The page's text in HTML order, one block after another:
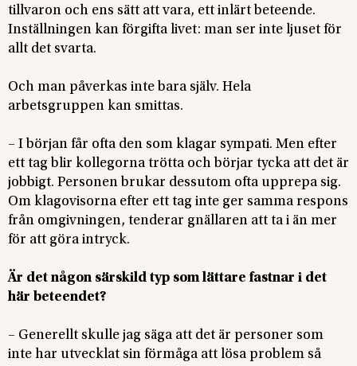
tillvaron och ens sätt att vara, ett inlärt beteende.
Inställningen kan förgifta livet: man ser inte ljuset för
allt det svarta.
Och man påverkas inte bara själv. Hela
arbetsgruppen kan smittas.
– I början får ofta den som klagar sympati. Men efter
ett tag blir kollegorna trötta och börjar tycka att det är
jobbigt. Personen brukar dessutom ofta upprepa sig.
Om klagovisorna efter ett tag inte ger samma respons
från omgivningen, tenderar gnällaren att ta i än mer
för att göra intryck.
Är det någon särskild typ som lättare fastnar i det
här beteendet?
– Generellt skulle jag säga att det är personer som
inte har utvecklat sin förmåga att lösa problem så